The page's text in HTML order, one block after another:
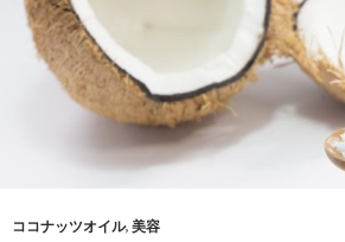
ココナッツオイル, 美容